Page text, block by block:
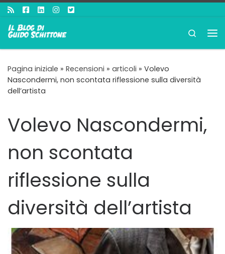
Passa al contenuto
Search
Pagina iniziale » Recensioni » articoli » Volevo
Nascondermi, non scontata riflessione sulla diversità
dell’artista
Volevo Nascondermi,
non scontata
riflessione sulla
diversità dell’artista